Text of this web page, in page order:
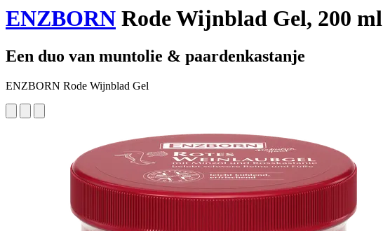
ENZBORN Rode Wijnblad Gel, 200 ml
Een duo van muntolie & paardenkastanje
ENZBORN Rode Wijnblad Gel